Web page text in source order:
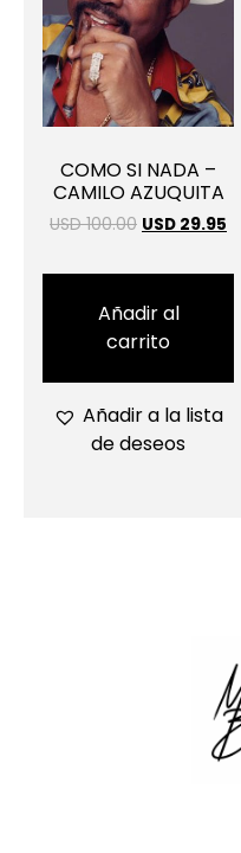
COMO SI NADA –
CAMILO AZUQUITA
USD 100.00 USD 29.95
Añadir al
carrito
Añadir a la lista
de deseos